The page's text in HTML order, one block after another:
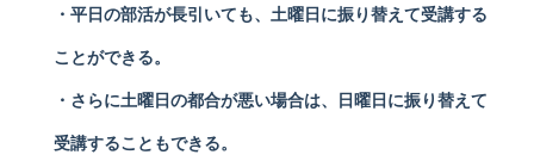
・平日の部活が長引いても、土曜日に振り替えて受講する
ことができる。
・さらに土曜日の都合が悪い場合は、日曜日に振り替えて
受講することもできる。